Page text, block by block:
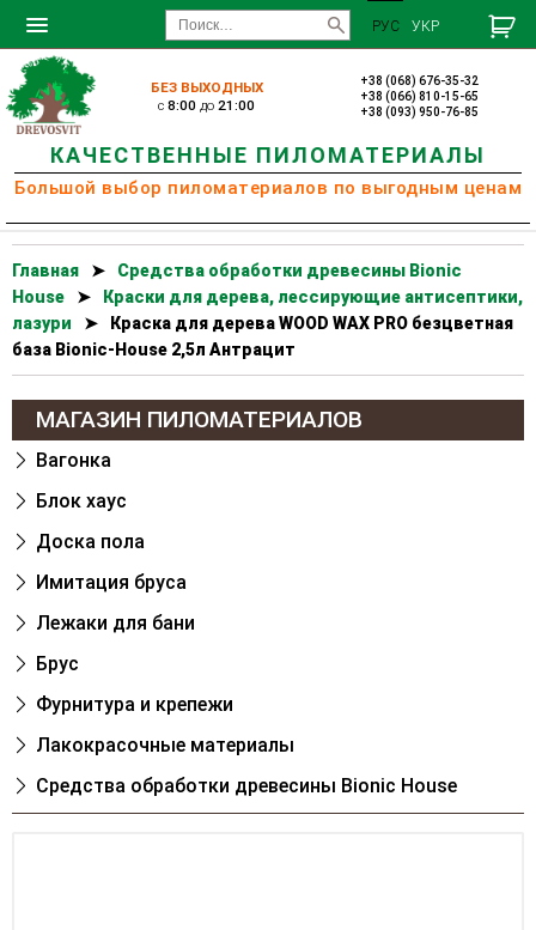
РУС УКР
БЕЗ ВЫХОДНЫХ
c8:00 до21:00
+38 (068) 676-35-32
+38 (066) 810-15-65
+38 (093) 950-76-85
КАЧЕСТВЕННЫЕ ПИЛОМАТЕРИАЛЫ
Большой выбор пиломатериалов по выгодным ценам
Главная ➤
Cредства обработки древесины Bionic
House
➤
Краски для дерева, лессирующие антисептики,
лазури
➤
Краска для дерева WOOD WAX PRO безцветная
база Bionic-House 2,5л Антрацит
МАГАЗИН ПИЛОМАТЕРИАЛОВ
Вагонка
Блок хаус
Доска пола
Имитация бруса
Лежаки для бани
Брус
Фурнитура и крепежи
Лакокрасочные материалы
Cредства обработки древесины Bionic House